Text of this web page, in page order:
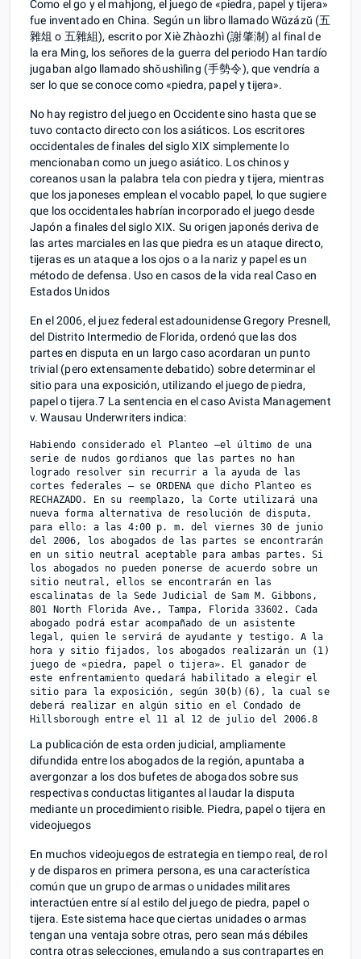
Como el go y el mahjong, el juego de «piedra, papel y tijera»
fue inventado en China. Según un libro llamado Wǔzázǔ (五
雜俎 o 五雜組), escrito por Xiè Zhàozhì (謝肇淛) al final de
la era Ming, los señores de la guerra del periodo Han tardío
jugaban algo llamado shǒushìlìng (手勢令), que vendría a
ser lo que se conoce como «piedra, papel y tijera».
No hay registro del juego en Occidente sino hasta que se
tuvo contacto directo con los asiáticos. Los escritores
occidentales de finales del siglo XIX simplemente lo
mencionaban como un juego asiático. Los chinos y
coreanos usan la palabra tela con piedra y tijera, mientras
que los japoneses emplean el vocablo papel, lo que sugiere
que los occidentales habrían incorporado el juego desde
Japón a finales del siglo XIX. Su origen japonés deriva de
las artes marciales en las que piedra es un ataque directo,
tijeras es un ataque a los ojos o a la nariz y papel es un
método de defensa. Uso en casos de la vida real Caso en
Estados Unidos
En el 2006, el juez federal estadounidense Gregory Presnell,
del Distrito Intermedio de Florida, ordenó que las dos
partes en disputa en un largo caso acordaran un punto
trivial (pero extensamente debatido) sobre determinar el
sitio para una exposición, utilizando el juego de piedra,
papel o tijera.7​ La sentencia en el caso Avista Management
v. Wausau Underwriters indica:
Habiendo considerado el Planteo —el último de una
serie de nudos gordianos que las partes no han
logrado resolver sin recurrir a la ayuda de las
cortes federales — se ORDENA que dicho Planteo es
RECHAZADO. En su reemplazo, la Corte utilizará una
nueva forma alternativa de resolución de disputa,
para ello: a las 4:00 p. m. del viernes 30 de junio
del 2006, los abogados de las partes se encontrarán
en un sitio neutral aceptable para ambas partes. Si
los abogados no pueden ponerse de acuerdo sobre un
sitio neutral, ellos se encontrarán en las
escalinatas de la Sede Judicial de Sam M. Gibbons,
801 North Florida Ave., Tampa, Florida 33602. Cada
abogado podrá estar acompañado de un asistente
legal, quien le servirá de ayudante y testigo. A la
hora y sitio fijados, los abogados realizarán un (1)
juego de «piedra, papel o tijera». El ganador de
este enfrentamiento quedará habilitado a elegir el
sitio para la exposición, según 30(b)(6), la cual se
deberá realizar en algún sitio en el Condado de
La publicación de esta orden judicial, ampliamente
difundida entre los abogados de la región, apuntaba a
avergonzar a los dos bufetes de abogados sobre sus
respectivas conductas litigantes al laudar la disputa
mediante un procedimiento risible. Piedra, papel o tijera en
videojuegos
En muchos videojuegos de estrategia en tiempo real, de rol
y de disparos en primera persona, es una característica
común que un grupo de armas o unidades militares
interactúen entre sí al estilo del juego de piedra, papel o
tijera. Este sistema hace que ciertas unidades o armas
tengan una ventaja sobre otras, pero sean más débiles
contra otras selecciones, emulando a sus contrapartes en